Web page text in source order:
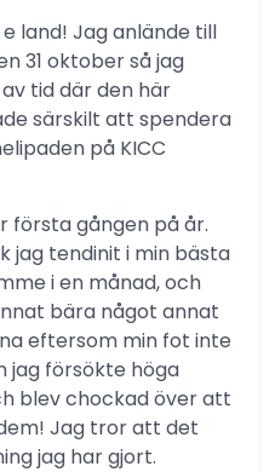
land! Jag anlände till
31 oktober så jag
tid där den här
särskilt att spendera
på KICC
första gången på år.
jag tendinit i min bästa
i en månad, och
bära något annat
eftersom min fot inte
jag försökte höga
blev chockad över att
Jag tror att det
jag har gjort.